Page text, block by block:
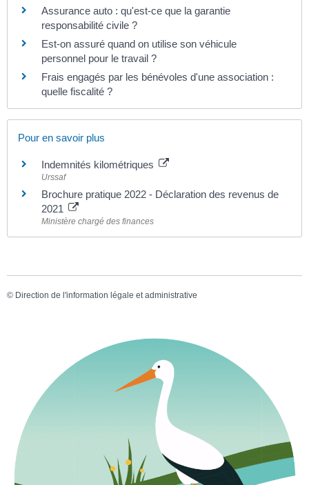
Assurance auto : qu'est-ce que la garantie
responsabilité civile ?
Est-on assuré quand on utilise son véhicule
personnel pour le travail ?
Frais engagés par les bénévoles d'une association :
quelle fiscalité ?
Pour en savoir plus
Indemnités kilométriques
Urssaf
Brochure pratique 2022 - Déclaration des revenus de
2021
Ministère chargé des finances
© Direction de l'information légale et administrative